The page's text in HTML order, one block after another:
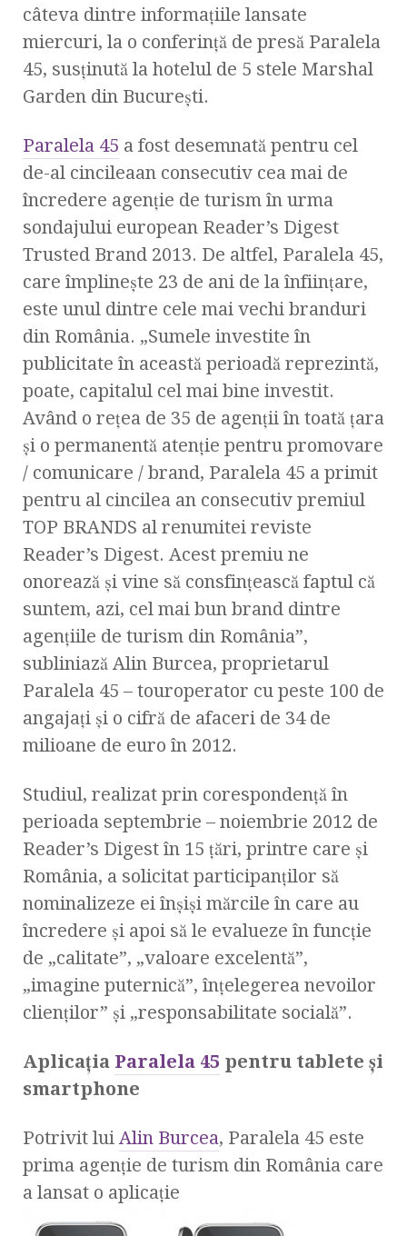
câteva dintre informaţiile lansate
miercuri, la o conferinţă de presă Paralela
45, susţinută la hotelul de 5 stele Marshal
Garden din Bucureşti.
Paralela 45 a fost desemnată pentru cel
de-al cincileaan consecutiv cea mai de
încredere agenţie de turism în urma
sondajului european Reader’s Digest
Trusted Brand 2013. De altfel, Paralela 45,
care împlineşte 23 de ani de la înfiinţare,
este unul dintre cele mai vechi branduri
din România. „Sumele investite în
publicitate în această perioadă reprezintă,
poate, capitalul cel mai bine investit.
Având o reţea de 35 de agenţii în toată ţara
şi o permanentă atenţie pentru promovare
/ comunicare / brand, Paralela 45 a primit
pentru al cincilea an consecutiv premiul
TOP BRANDS al renumitei reviste
Reader’s Digest. Acest premiu ne
onorează şi vine să consfinţească faptul că
suntem, azi, cel mai bun brand dintre
agenţiile de turism din România”,
subliniază Alin Burcea, proprietarul
Paralela 45 – touroperator cu peste 100 de
angajaţi şi o cifră de afaceri de 34 de
milioane de euro în 2012.
Studiul, realizat prin corespondenţă în
perioada septembrie – noiembrie 2012 de
Reader’s Digest în 15 ţări, printre care şi
România, a solicitat participanţilor să
nominalizeze ei înşişi mărcile în care au
încredere şi apoi să le evalueze în funcţie
de „calitate”, „valoare excelentă”,
„imagine puternică”, înţelegerea nevoilor
clienţilor” şi „responsabilitate socială”.
Aplicaţia Paralela 45 pentru tablete şi
smartphone
Potrivit lui Alin Burcea, Paralela 45 este
prima agenţie de turism din România care
a lansat o aplicaţie